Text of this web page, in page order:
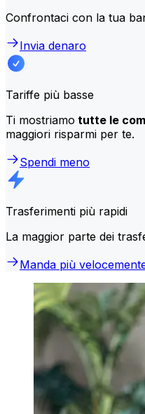
Confrontaci con la tua
Invia denaro
Tariffe più basse
Ti mostriamo tutte le
maggiori risparmi per te.
Spendi meno
Trasferimenti più rapidi
La maggior parte dei
Manda più